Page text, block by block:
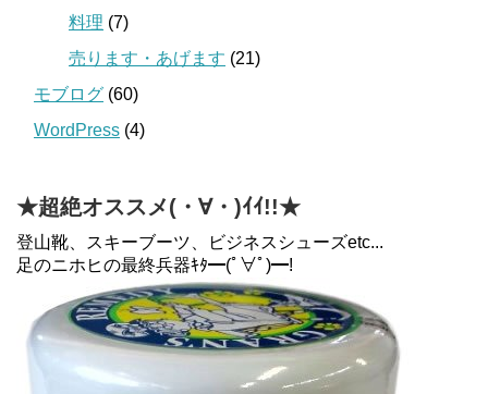
料理 (7)
売ります・あげます (21)
モブログ (60)
WordPress (4)
★超絶オススメ(・∀・)ｲｲ!!★
登山靴、スキーブーツ、ビジネスシューズetc...
足のニホヒの最終兵器ｷﾀ━(ﾟ∀ﾟ)━!